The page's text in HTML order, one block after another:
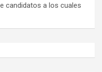
candidatos a los cuales